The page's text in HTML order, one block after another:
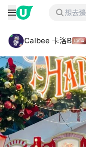
Calbee 卡洛B